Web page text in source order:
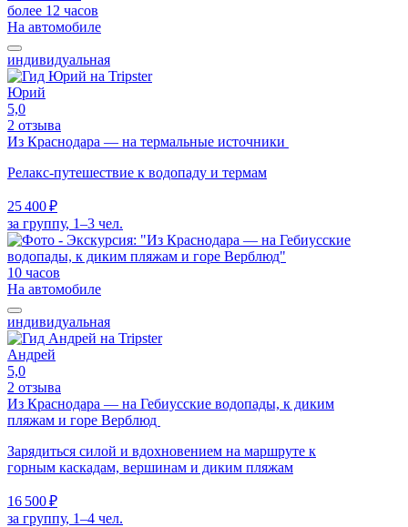
более 12 часов
На автомобиле
индивидуальная
Юрий
5,0
2 отзыва
Из Краснодара — на термальные источники
Релакс-путешествие к водопаду и термам
25 400 ₽
за группу, 1–3 чел.
10 часов
На автомобиле
индивидуальная
Андрей
5,0
2 отзыва
Из Краснодара — на Гебиусские водопады, к диким
пляжам и горе Верблюд
Зарядиться силой и вдохновением на маршруте к
горным каскадам, вершинам и диким пляжам
16 500 ₽
за группу, 1–4 чел.